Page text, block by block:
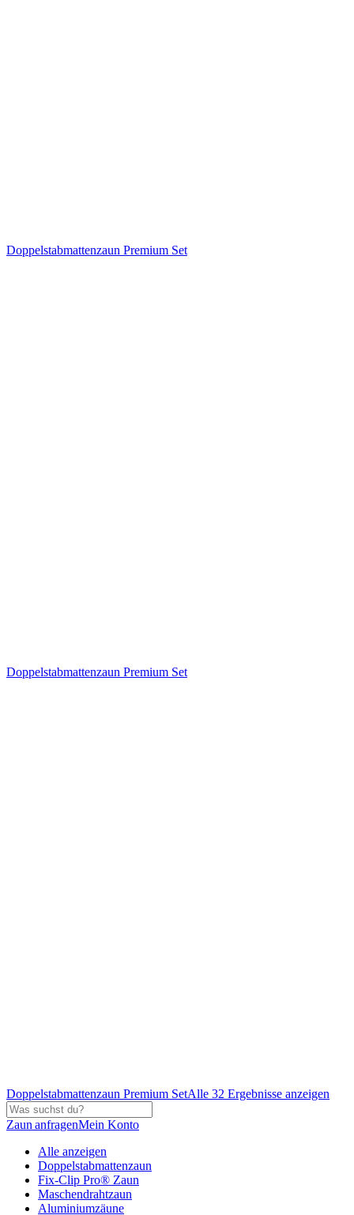
Doppelstabmattenzaun Premium Set
Doppelstabmattenzaun Premium Set
Doppelstabmattenzaun Premium SetAlle 32 Ergebnisse anzeigen
Zaun anfragenMein Konto
Alle anzeigen
Doppelstabmattenzaun
Fix-Clip Pro® Zaun
Maschendrahtzaun
Aluminiumzäune